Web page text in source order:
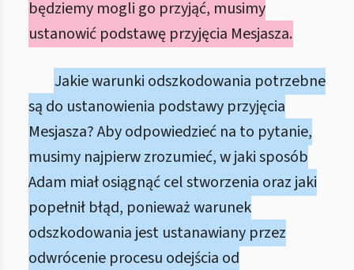
będziemy mogli go przyjąć, musimy
ustanowić podstawę przyjęcia Mesjasza.
Jakie warunki odszkodowania potrzebne
są do ustanowienia podstawy przyjęcia
Mesjasza? Aby odpowiedzieć na to pytanie,
musimy najpierw zrozumieć, w jaki sposób
Adam miał osiągnąć cel stworzenia oraz jaki
popełnił błąd, ponieważ warunek
odszkodowania jest ustanawiany przez
odwrócenie procesu odejścia od